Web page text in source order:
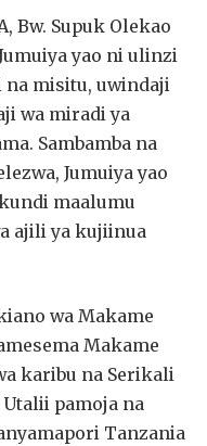
Bw. Supuk Olekao
yao ni ulinzi
misitu, uwindaji
wa miradi ya
Sambamba na
Jumuiya yao
maalumu
ajili ya kujiinua
wa Makame
Makame
karibu na Serikali
pamoja na
Tanzania